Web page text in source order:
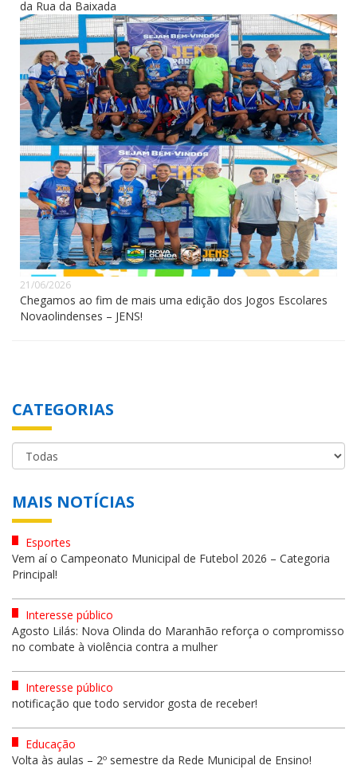
da Rua da Baixada
21/06/2026
Chegamos ao fim de mais uma edição dos Jogos Escolares
Novaolindenses – JENS!
CATEGORIAS
MAIS NOTÍCIAS
Esportes
Vem aí o Campeonato Municipal de Futebol 2026 – Categoria
Principal!
Interesse público
Agosto Lilás: Nova Olinda do Maranhão reforça o compromisso
no combate à violência contra a mulher
Interesse público
notificação que todo servidor gosta de receber!
Educação
Volta às aulas – 2º semestre da Rede Municipal de Ensino!